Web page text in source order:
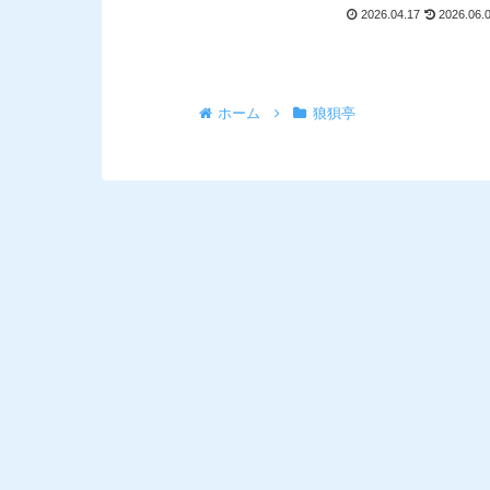
2026.04.17
ホーム 狼狽亭